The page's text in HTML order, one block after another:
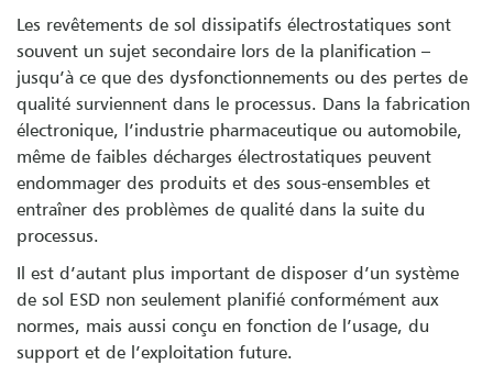
Les revêtements de sol dissipatifs électrostatiques sont
souvent un sujet secondaire lors de la planification –
jusqu’à ce que des dysfonctionnements ou des pertes de
qualité surviennent dans le processus. Dans la fabrication
électronique, l’industrie pharmaceutique ou automobile,
même de faibles décharges électrostatiques peuvent
endommager des produits et des sous-ensembles et
entraîner des problèmes de qualité dans la suite du
processus.
Il est d’autant plus important de disposer d’un système
de sol ESD non seulement planifié conformément aux
normes, mais aussi conçu en fonction de l’usage, du
support et de l’exploitation future.